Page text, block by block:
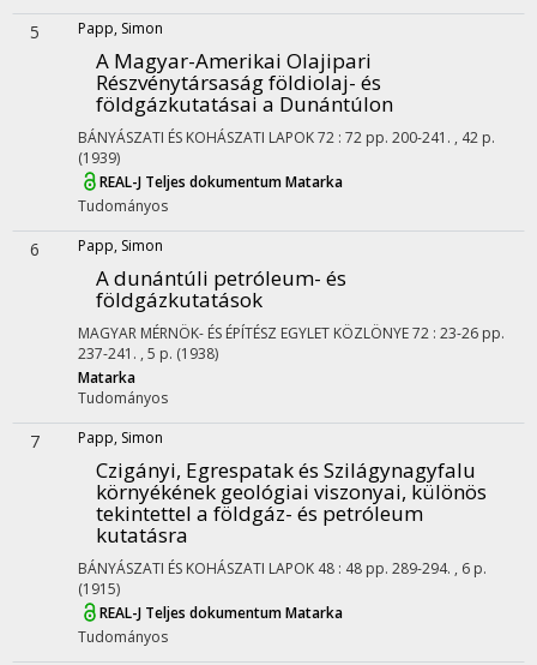
5 Papp, Simon
A Magyar-Amerikai Olajipari
Részvénytársaság földiolaj- és
földgázkutatásai a Dunántúlon
BÁNYÁSZATI ÉS KOHÁSZATI LAPOK72 : 72 pp. 200-241. , 42 p.
(1939)
REAL-J Teljes dokumentumMatarka
Tudományos
6 Papp, Simon
A dunántúli petróleum- és
földgázkutatások
MAGYAR MÉRNÖK- ÉS ÉPÍTÉSZ EGYLET KÖZLÖNYE72 : 23-26 pp.
237-241. , 5 p. (1938)
Matarka
Tudományos
7 Papp, Simon
Czigányi, Egrespatak és Szilágynagyfalu
környékének geológiai viszonyai, különös
tekintettel a földgáz- és petróleum
kutatásra
BÁNYÁSZATI ÉS KOHÁSZATI LAPOK 48 : 48 pp. 289-294. , 6 p.
(1915)
REAL-J Teljes dokumentumMatarka
Tudományos